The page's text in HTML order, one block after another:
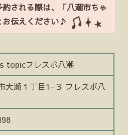
される際は、「八潮市ちゃ
お伝えください♪
topicフレスポ八潮
大瀬１丁目1−３ フレスポ八